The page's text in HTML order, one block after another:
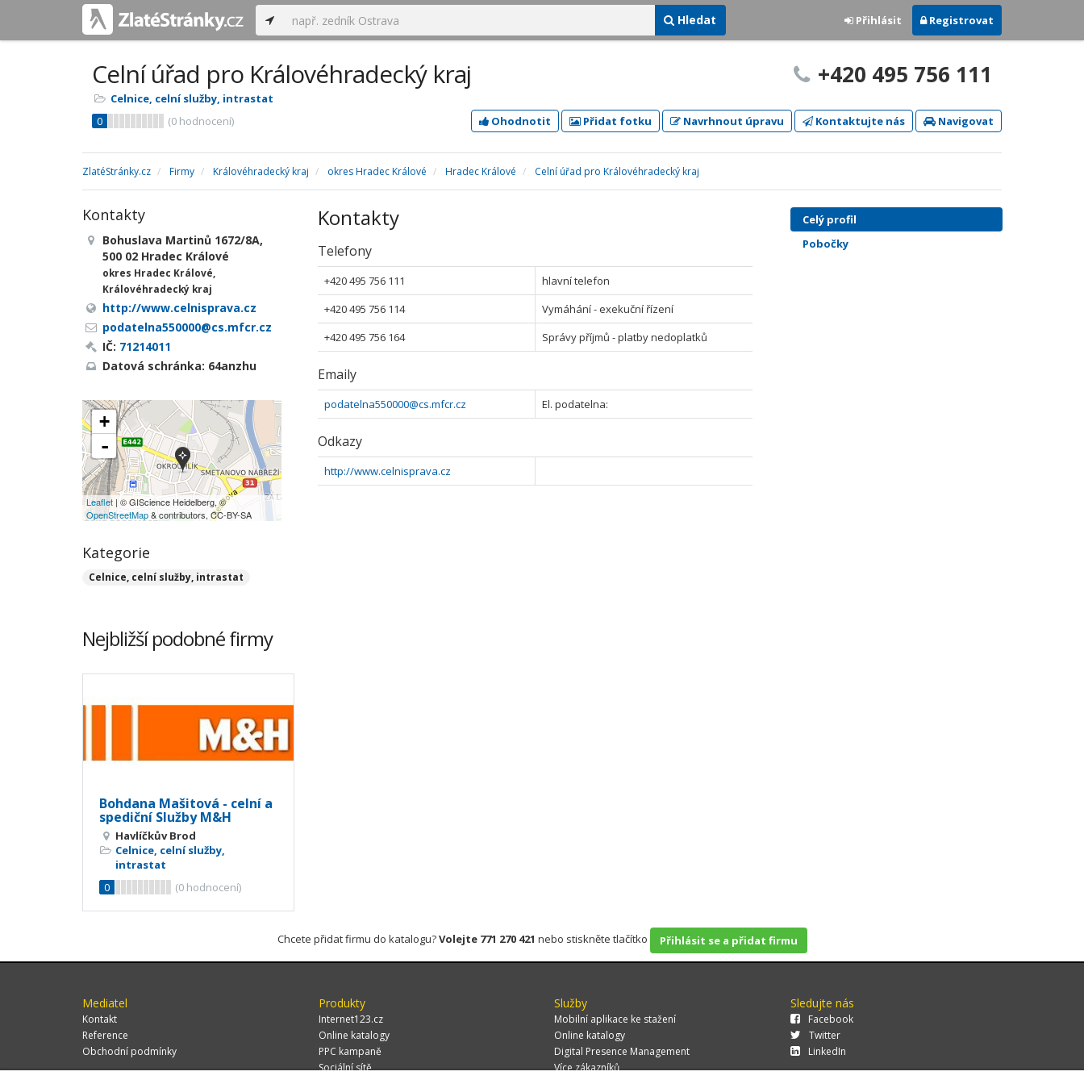
Hledat Přihlásit Registrovat
Celní úřad pro Královéhradecký kraj
Celnice, celní služby, intrastat
0
(0 hodnocení)
+420 495 756 111
Ohodnotit Přidat fotku Navrhnout úpravu Kontaktujte nás Navigovat
ZlatéStránky.cz Firmy Královéhradecký kraj okres Hradec Králové Hradec Králové Celní úřad pro Královéhradecký kraj
Kontakty
Telefony
+420 495 756 111
hlavní telefon
+420 495 756 114
Vymáhání - exekuční řízení
+420 495 756 164
Správy příjmů - platby nedoplatků
Emaily
podatelna550000@cs.mfcr.cz El. podatelna:
Odkazy
http://www.celnisprava.cz
Kontakty
Bohuslava Martinů 1672/8A,
500 02 Hradec Králové
okres Hradec Králové,
Královéhradecký kraj
http://www.celnisprava.cz
podatelna550000@cs.mfcr.cz
IČ: 71214011
Datová schránka: 64anzhu
+
-
Leaflet | © GIScience Heidelberg, ©
OpenStreetMap& contributors, CC-BY-SA
Kategorie
Celnice, celní služby, intrastat
Celý profil
Pobočky
Nejbližší podobné firmy
Bohdana Mašitová - celní a
spediční Služby M&H
Havlíčkův Brod
Celnice, celní služby,
intrastat
0
(0 hodnocení)
Chcete přidat firmu do katalogu?Volejte 771 270 421 nebo stiskněte tlačítko Přihlásit se a přidat firmu
Mediatel
Kontakt
Reference
Obchodní podmínky
Produkty
Internet123.cz
Online katalogy
PPC kampaně
Sociální sítě
Služby
Mobilní aplikace ke stažení
Online katalogy
Digital Presence Management
Více zákazníků
Sledujte nás
Facebook
Twitter
LinkedIn